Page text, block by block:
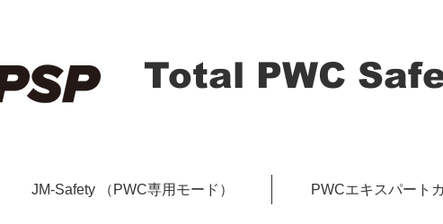
Total PWC
JM-Safety （PWC専用モード） PWCエキスパート